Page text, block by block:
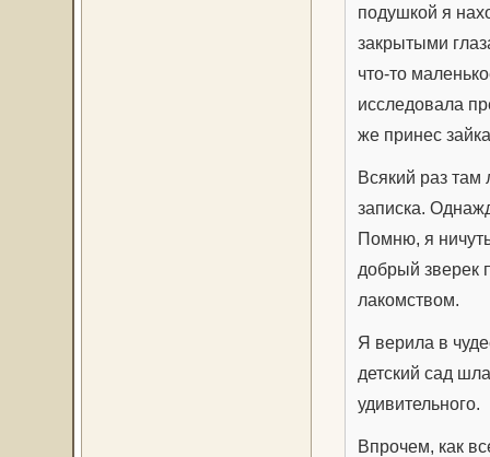
подушкой я
закрытыми
что-то
исследовала
же принес
Всякий раз там
записка.
Помню, я
добрый
лакомством.
Я верила в
детский сад
удивительного.
Впрочем, как